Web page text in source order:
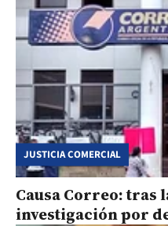
JUSTICIA COMERCIAL
Causa Correo: tras
investigación por